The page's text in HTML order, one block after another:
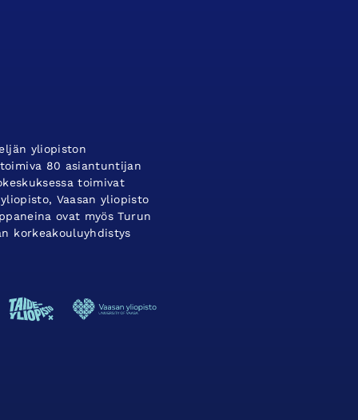
yliopiston
80 asiantuntijan
toimivat
Vaasan yliopisto
ovat myös Turun
korkeakouluyhdistys